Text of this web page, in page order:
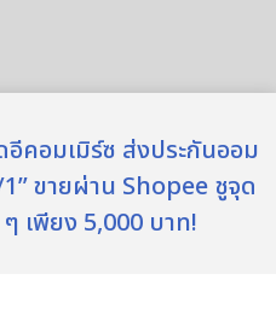
คอมเมิร์ซ ส่งประกันออม
ขายผ่าน Shopee ชูจุด
เพียง 5,000 บาท!